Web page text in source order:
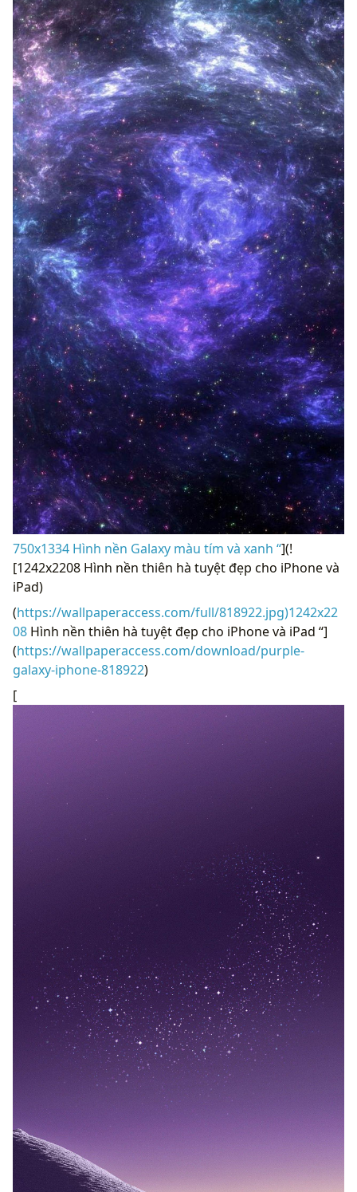
750x1334 Hình nền Galaxy màu tím và xanh “](!
[1242x2208 Hình nền thiên hà tuyệt đẹp cho iPhone và
iPad)
(https://wallpaperaccess.com/full/818922.jpg)1242x22
08 Hình nền thiên hà tuyệt đẹp cho iPhone và iPad “]
(https://wallpaperaccess.com/download/purple-
galaxy-iphone-818922)
[